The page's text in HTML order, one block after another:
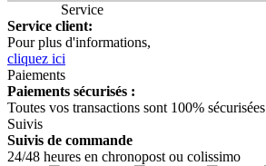
Service
Service client:
Pour plus d'informations,
cliquez ici
Paiements
Paiements sécurisés :
Toutes vos transactions sont 100% sécurisées
Suivis
Suivis de commande
24/48 heures en chronopost ou colissimo